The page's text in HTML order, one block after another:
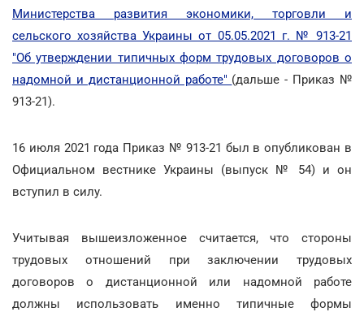
Министерства развития экономики, торговли и
сельского хозяйства Украины от 05.05.2021 г. № 913-21
"Об утверждении типичных форм трудовых договоров о
надомной и дистанционной работе" (дальше - Приказ №
913-21).
16 июля 2021 года Приказ № 913-21 был в опубликован в
Официальном вестнике Украины (выпуск № 54) и он
вступил в силу.
Учитывая вышеизложенное считается, что стороны
трудовых отношений при заключении трудовых
договоров о дистанционной или надомной работе
должны использовать именно типичные формы